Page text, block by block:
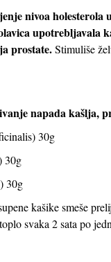
nivoa
upotrebljavala
prostate.Stimuliše
napada kašlja,
30g
30g
30g
kašike smeše
svaka 2 sata po